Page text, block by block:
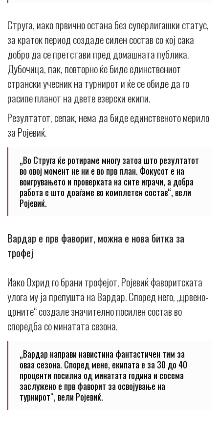
Струга, иако првично остана без суперлигашки статус,
за краток период создаде силен состав со кој сака
добро да се претстави пред домашната публика.
Дубочица, пак, повторно ќе биде единствениот
странски учесник на турнирот и ќе се обиде да го
расипе планот на двете езерски екипи.
Резултатот, сепак, нема да биде единственото мерило
за Ројевиќ.
„Во Струга ќе ротираме многу затоа што резултатот
во овој момент не ни е во прв план. Фокусот е на
воигрувањето и проверката на сите играчи, а добра
работа е што доаѓаме во комплетен состав“, вели
Ројевиќ.
Вардар е прв фаворит, можна е нова битка за
трофеј
Иако Охрид го брани трофејот, Ројевиќ фаворитската
улога му ја препушта на Вардар. Според него, „црвено-
црните“ создале значително посилен состав во
споредба со минатата сезона.
„Вардар направи навистина фантастичен тим за
оваа сезона. Според мене, екипата е за 30 до 40
проценти посилна од минатата година и сосема
заслужено е прв фаворит за освојување на
турнирот“, вели Ројевиќ.